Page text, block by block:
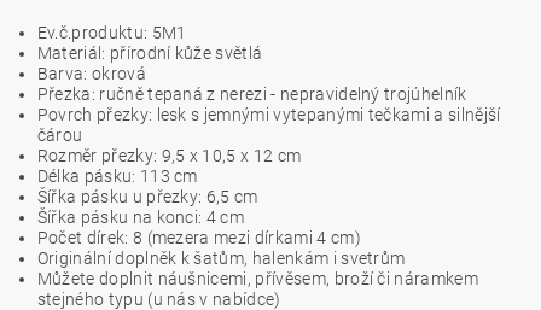
Ev.č.produktu: 5M1
Materiál: přírodní kůže světlá
Barva: okrová
Přezka: ručně tepaná z nerezi - nepravidelný trojúhelník
Povrch přezky: lesk s jemnými vytepanými tečkami a silnější
čárou
Rozměr přezky: 9,5 x 10,5 x 12 cm
Délka pásku: 113 cm
Šířka pásku u přezky: 6,5 cm
Šířka pásku na konci: 4 cm
Počet dírek: 8 (mezera mezi dírkami 4 cm)
Originální doplněk k šatům, halenkám i svetrům
Můžete doplnit náušnicemi, přívěsem, broží či náramkem
stejného typu (u nás v nabídce)